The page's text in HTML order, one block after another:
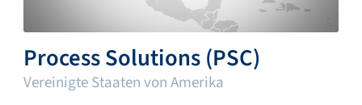
Process Solutions (PSC)
Vereinigte Staaten von Amerika